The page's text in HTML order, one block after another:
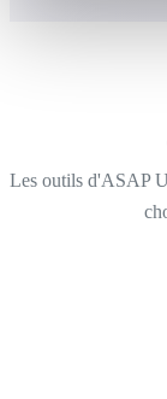
Les outils d'ASAP